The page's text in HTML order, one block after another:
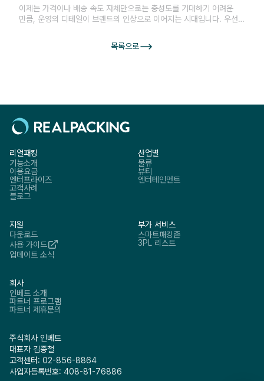
3가지
이제는 가격이나 배송 속도 자체만으로는 충성도를 기대하기 어려운
만큼, 운영의 디테일이 브랜드의 인상으로 이어지는 시대입니다. 우선
목록으로
리얼패킹
기능소개
이용요금
엔터프라이즈
고객사례
블로그
산업별
물류
뷰티
엔터테인먼트
지원
다운로드
사용 가이드
업데이트 소식
부가 서비스
스마트패킹존
3PL 리스트
회사
인베트 소개
파트너 프로그램
파트너 제휴문의
주식회사 인베트
대표자 김종철
고객센터: 02-856-8864
사업자등록번호: 408-81-76886